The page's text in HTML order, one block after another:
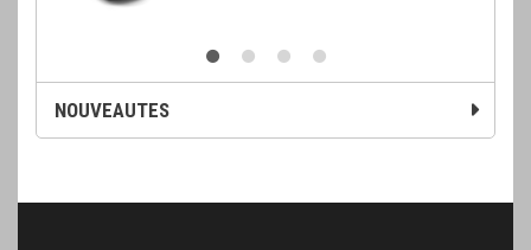
NOUVEAUTES